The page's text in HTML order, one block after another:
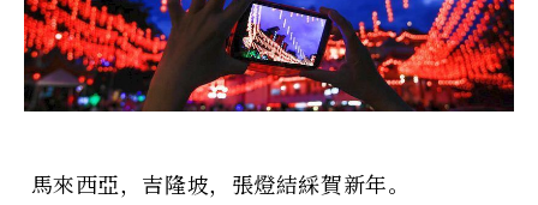
馬來西亞，吉隆坡，張燈結綵賀新年。